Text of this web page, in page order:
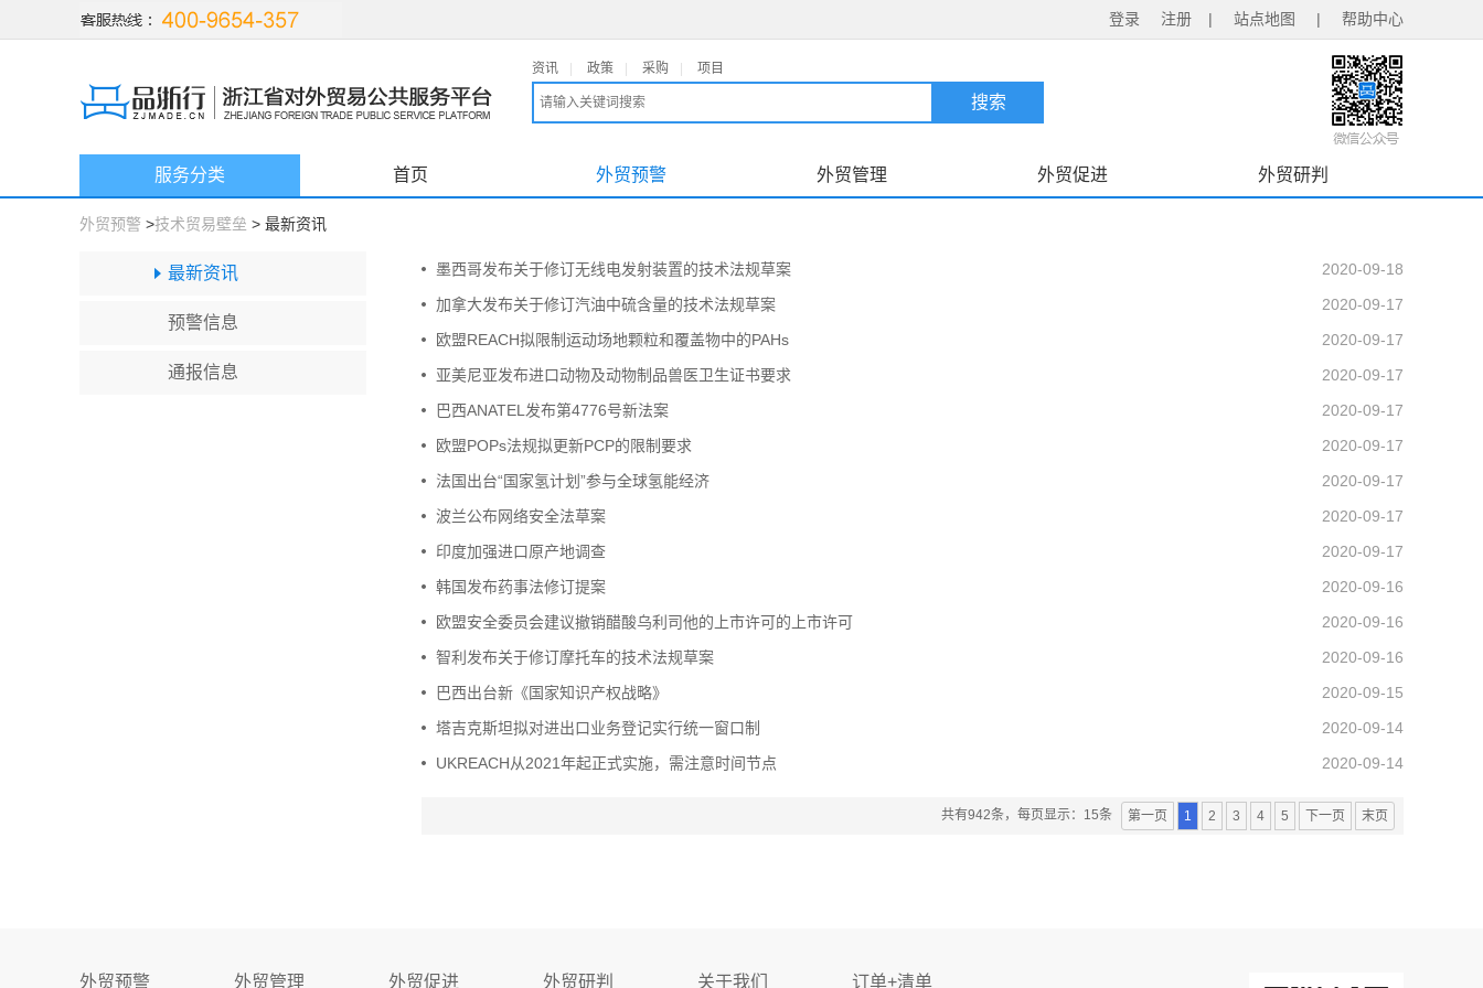
登录 注册 | 站点地图 | 帮助中心
资讯 政策 采购 项目
服务分类 首页 外贸预警 外贸管理 外贸促进 外贸研判
外贸预警 >技术贸易壁垒 > 最新资讯
最新资讯
预警信息
通报信息
2020-09-18
墨西哥发布关于修订无线电发射装置的技术法规草案
2020-09-17
加拿大发布关于修订汽油中硫含量的技术法规草案
2020-09-17
欧盟REACH拟限制运动场地颗粒和覆盖物中的PAHs
2020-09-17
亚美尼亚发布进口动物及动物制品兽医卫生证书要求
2020-09-17
巴西ANATEL发布第4776号新法案
2020-09-17
欧盟POPs法规拟更新PCP的限制要求
2020-09-17
法国出台“国家氢计划”参与全球氢能经济
2020-09-17
波兰公布网络安全法草案
2020-09-17
印度加强进口原产地调查
2020-09-16
韩国发布药事法修订提案
2020-09-16
欧盟安全委员会建议撤销醋酸乌利司他的上市许可的上市许可
2020-09-16
智利发布关于修订摩托车的技术法规草案
2020-09-15
巴西出台新《国家知识产权战略》
2020-09-14
塔吉克斯坦拟对进出口业务登记实行统一窗口制
2020-09-14
UKREACH从2021年起正式实施，需注意时间节点
共有942条，每页显示：15条 第一页 1 2 3 4 5 下一页 末页
外贸预警 外贸管理 外贸促进 外贸研判 关于我们 订单+清单